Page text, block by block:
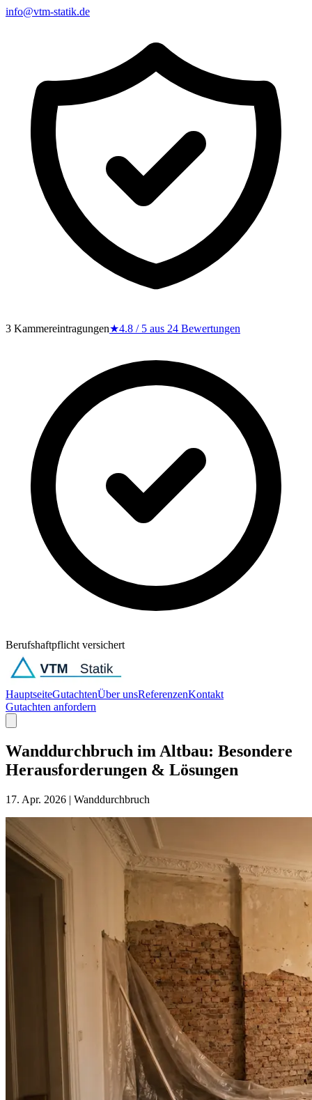
info@vtm-statik.de
3 Kammereintragungen★4.8 / 5 aus 24 Bewertungen
Berufshaftpflicht versichert
HauptseiteGutachtenÜber unsReferenzenKontakt
Gutachten anfordern
Wanddurchbruch im Altbau: Besondere
Herausforderungen & Lösungen
17. Apr. 2026 | Wanddurchbruch